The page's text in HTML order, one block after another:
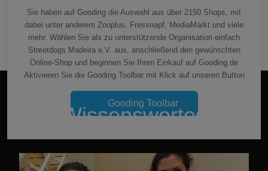
Sie haben auf Gooding die Auswahl aus über 2150 Shops, mit
dabei unter anderem Zooplus, Fressnapf, MediaMarkt und viele
mehr. Wählen Sie als zu unterstützende Organisation einfach
Streetdogs Madeira e.V. aus, anschließend den gewünschten
Online-Shop und beginnen Sie Ihren Einkauf auf Gooding.de
Aktivieren Sie die Gooding Toolbar mit Klick auf unseren Button
Gooding Toolbar
Spendenkonto: paypal@streetdogs-madeira.com
acebook
Wissenswertes